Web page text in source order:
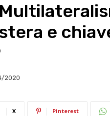
e
2020
X Pinterest